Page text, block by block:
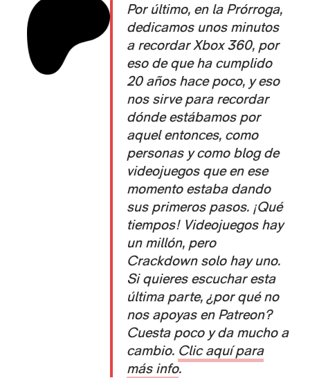
Por último, en la Prórroga,
dedicamos unos minutos
a recordar Xbox 360, por
eso de que ha cumplido
20 años hace poco, y eso
nos sirve para recordar
dónde estábamos por
aquel entonces, como
personas y como blog de
videojuegos que en ese
momento estaba dando
sus primeros pasos. ¡Qué
tiempos! Videojuegos hay
un millón, pero
Crackdown solo hay uno.
Si quieres escuchar esta
última parte, ¿por qué no
nos apoyas en Patreon?
Cuesta poco y da mucho a
cambio. Clic aquí para
más info.